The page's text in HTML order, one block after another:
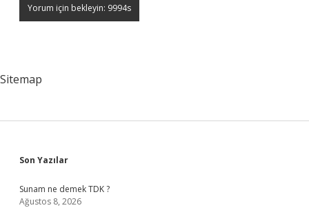
Sitemap
Sidebar
Son Yazılar
Sunam ne demek TDK ?
Ağustos 8, 2026